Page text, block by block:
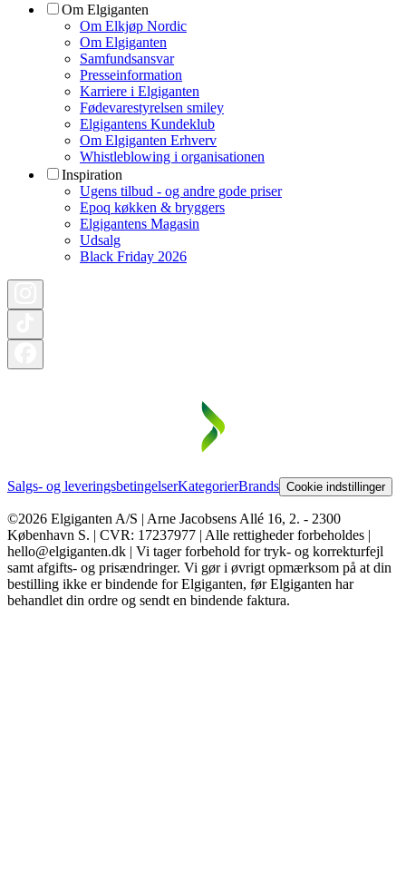
Om Elgiganten
Om Elkjøp Nordic
Om Elgiganten
Samfundsansvar
Presseinformation
Karriere i Elgiganten
Fødevarestyrelsen smiley
Elgigantens Kundeklub
Om Elgiganten Erhverv
Whistleblowing i organisationen
Inspiration
Ugens tilbud - og andre gode priser
Epoq køkken & bryggers
Elgigantens Magasin
Udsalg
Black Friday 2026
Salgs- og leveringsbetingelserKategorierBrands Cookie indstillinger
©2026 Elgiganten A/S | Arne Jacobsens Allé 16, 2. - 2300
København S. | CVR: 17237977 | Alle rettigheder forbeholdes |
hello@elgiganten.dk | Vi tager forbehold for tryk- og korrekturfejl
samt afgifts- og prisændringer. Vi gør i øvrigt opmærksom på at din
bestilling ikke er bindende for Elgiganten, før Elgiganten har
behandlet din ordre og sendt en bindende faktura.